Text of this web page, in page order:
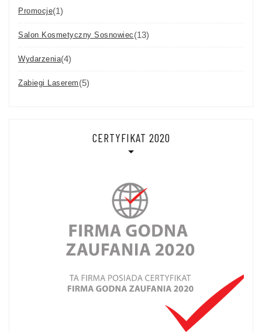
Promocje(1)
Salon Kosmetyczny Sosnowiec (13)
Wydarzenia(4)
Zabiegi Laserem (5)
CERTYFIKAT 2020